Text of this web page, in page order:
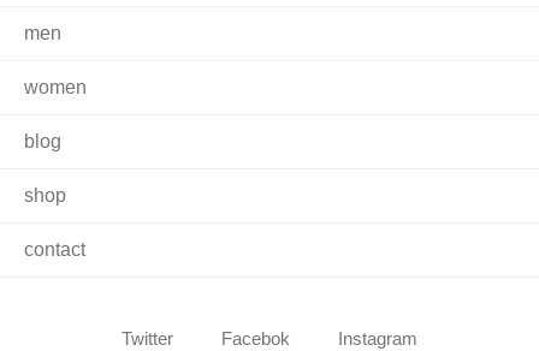
men
women
blog
shop
contact
Twitter Facebok Instagram